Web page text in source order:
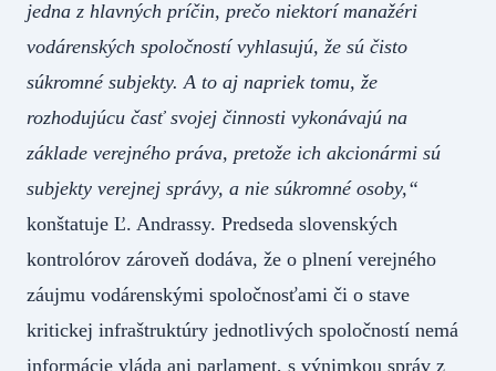
jedna z hlavných príčin, prečo niektorí manažéri
vodárenských spoločností vyhlasujú, že sú čisto
súkromné subjekty. A to aj napriek tomu, že
rozhodujúcu časť svojej činnosti vykonávajú na
základe verejného práva, pretože ich akcionármi sú
subjekty verejnej správy, a nie súkromné osoby,“
konštatuje Ľ. Andrassy. Predseda slovenských
kontrolórov zároveň dodáva, že o plnení verejného
záujmu vodárenskými spoločnosťami či o stave
kritickej infraštruktúry jednotlivých spoločností nemá
informácie vláda ani parlament, s výnimkou správ z